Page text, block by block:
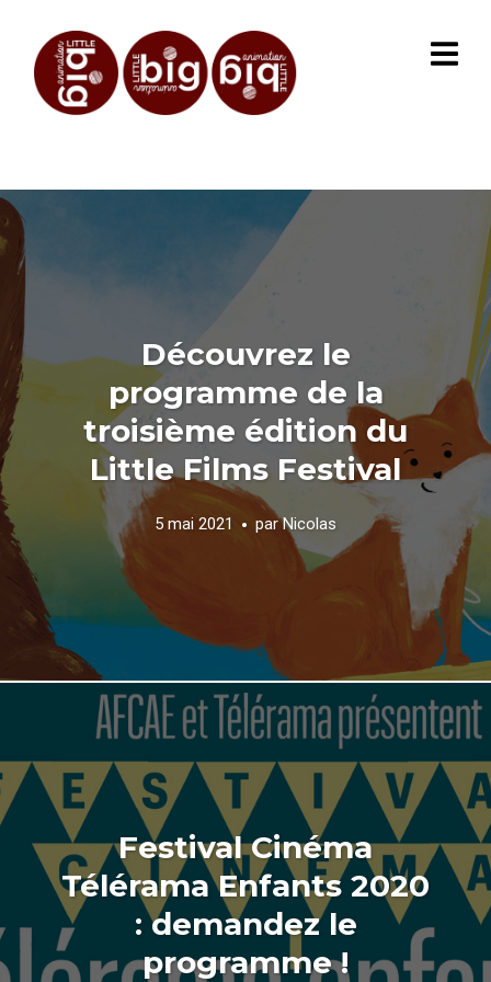
Découvrez le
programme de la
troisième édition du
Little Films Festival
5 mai 2021 parNicolas
Festival Cinéma
Télérama Enfants 2020
: demandez le
programme !